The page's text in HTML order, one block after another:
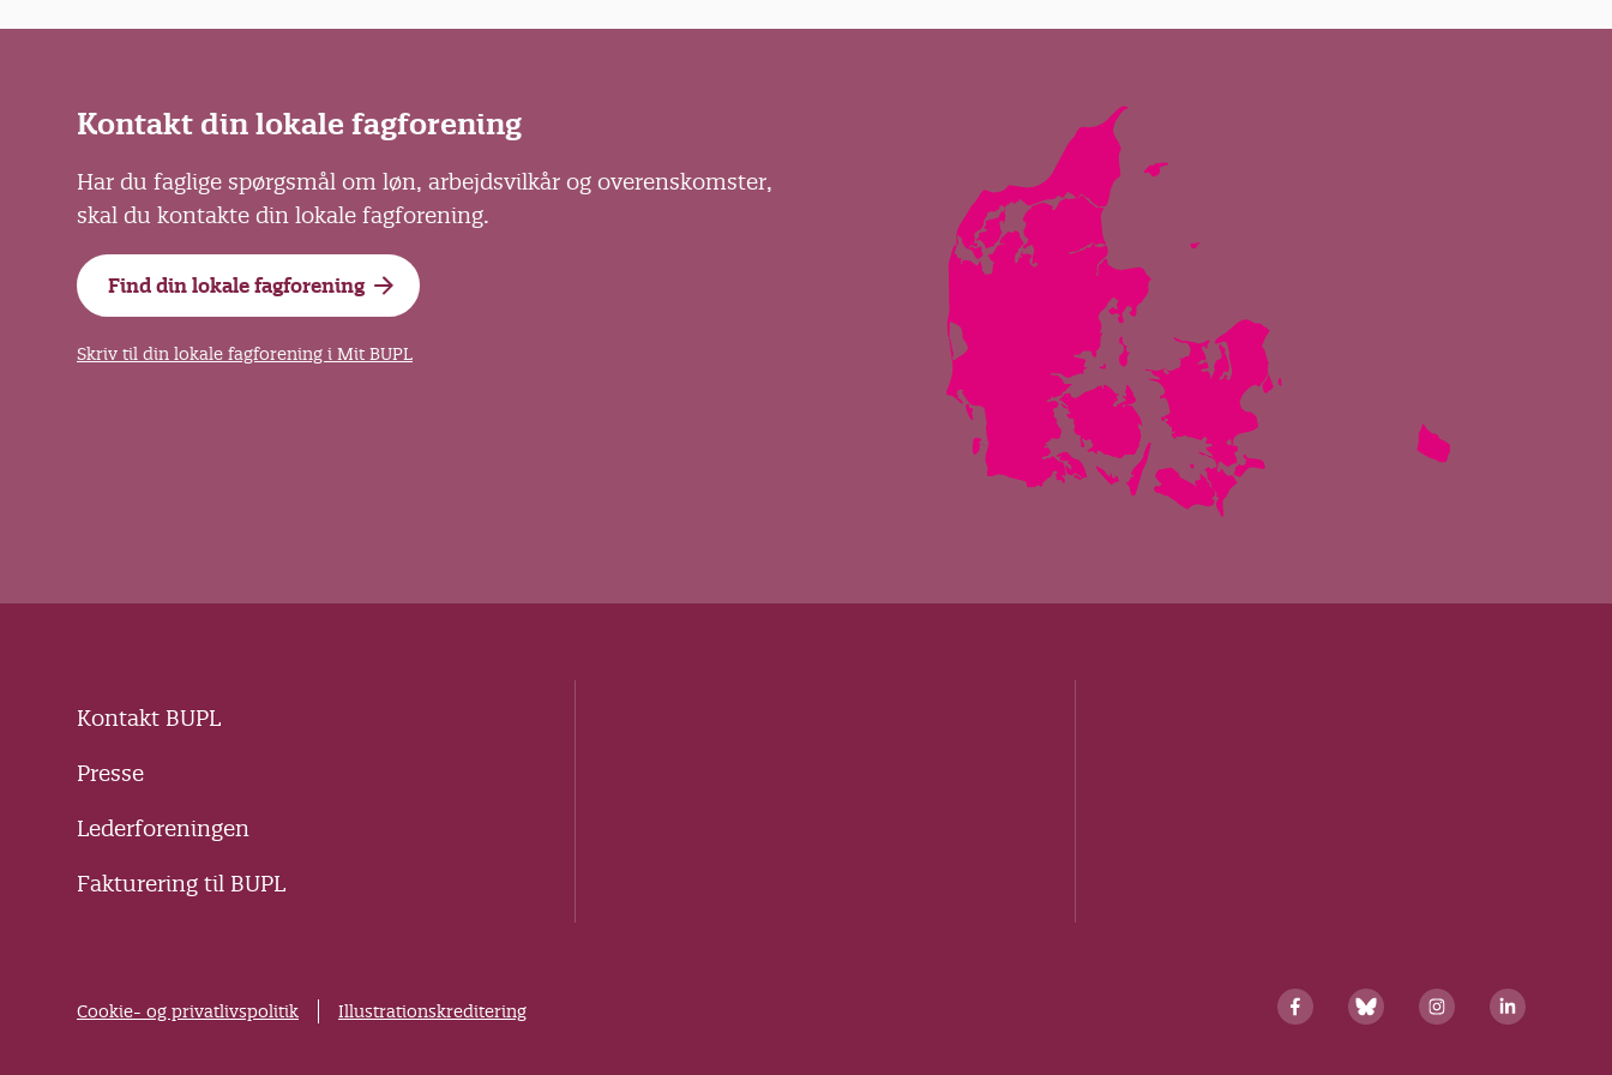
Kontakt din lokale fagforening
Har du faglige spørgsmål om løn, arbejdsvilkår og overenskomster,
skal du kontakte din lokale fagforening.
Find din lokale fagforening
Skriv til din lokale fagforening i Mit BUPL
Kontakt BUPL
Presse
Lederforeningen
Fakturering til BUPL
Cookie- og privatlivspolitik Illustrationskreditering